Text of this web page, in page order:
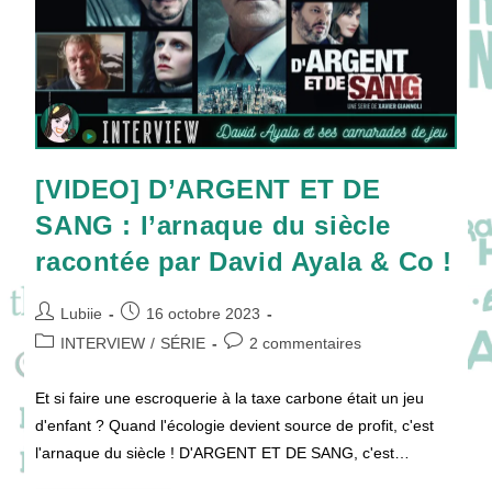
[VIDEO] D’ARGENT ET DE
SANG : l’arnaque du siècle
racontée par David Ayala & Co !
Auteur/autrice
de
Lubiie
Publication
publiée :
16 octobre 2023
PostINTERVIEW / SÉRIE
Commentaires
2 commentaires
Et si faire une escroquerie à la taxe carbone était un jeu
d'enfant ? Quand l'écologie devient source de profit, c'est
l'arnaque du siècle ! D'ARGENT ET DE SANG, c'est…